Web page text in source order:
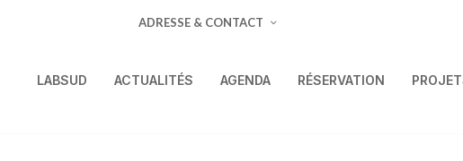
ADRESSE & CONTACT
LABSUD ACTUALITÉS AGENDA RÉSERVATION